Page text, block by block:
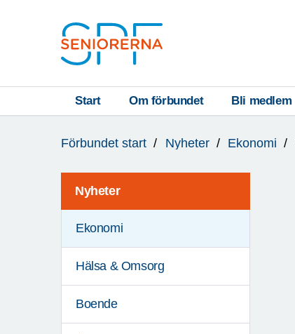
Start Om förbundet Bli medlem
är
Förbundet start Nyheter Ekonomi
Nyheter
Ekonomi
Hälsa & Omsorg
Boende